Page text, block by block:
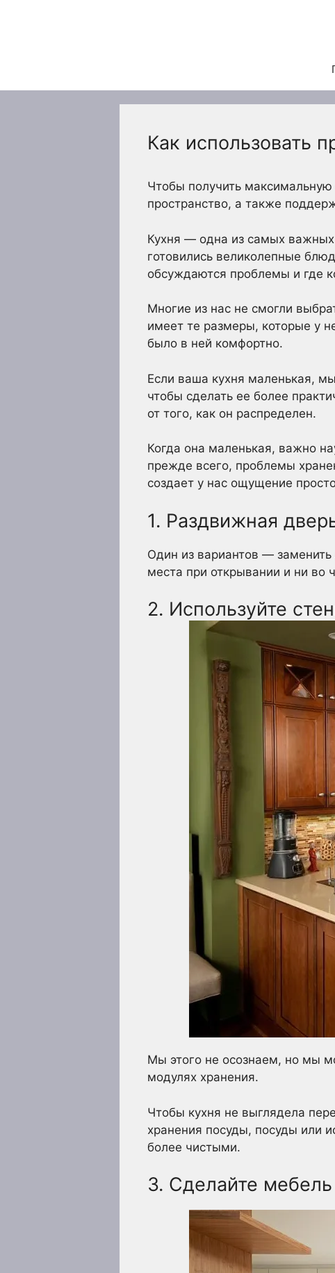
Как использовать
Чтобы получить максимальную
пространство, а также
Кухня — одна из самых важных
готовились великолепные
обсуждаются проблемы и где
Многие из нас не смогли
имеет те размеры, которые у
было в ней комфортно.
Если ваша кухня маленькая,
чтобы сделать ее более
от того, как он распределен.
Когда она маленькая, важно
прежде всего, проблемы
создает у нас ощущение
1. Раздвижная
Один из вариантов —
места при открывании и ни во
2. Используйте
Мы этого не осознаем, но мы
модулях хранения.
Чтобы кухня не выглядела
хранения посуды, посуды или
более чистыми.
3. Сделайте мебель